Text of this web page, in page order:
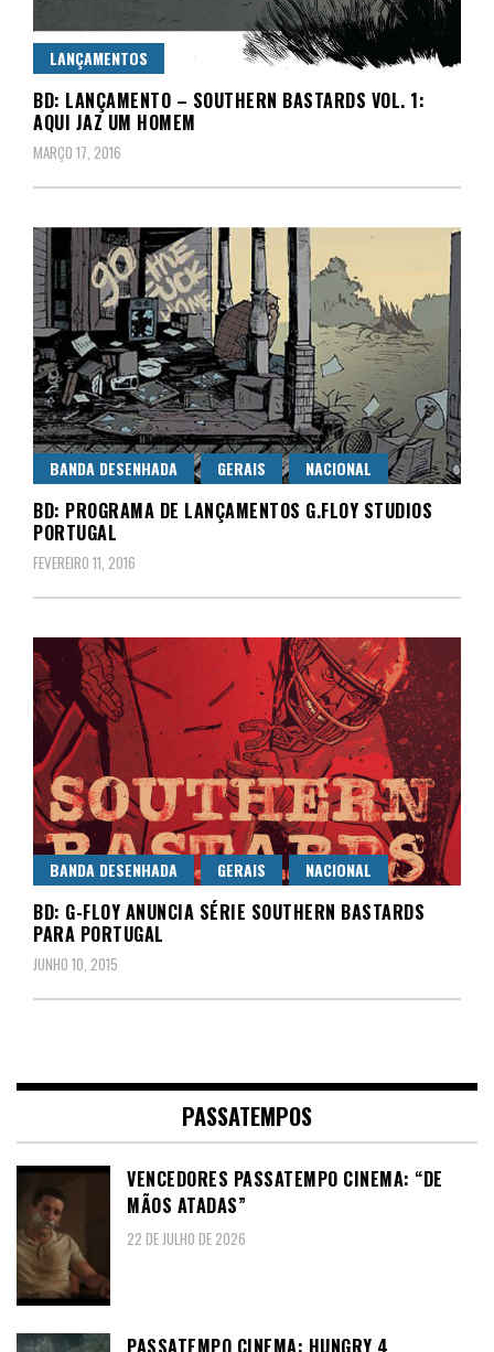
LANÇAMENTOS
BD: LANÇAMENTO – SOUTHERN BASTARDS VOL. 1:
AQUI JAZ UM HOMEM
MARÇO 17, 2016
BANDA DESENHADA GERAIS NACIONAL
BD: PROGRAMA DE LANÇAMENTOS G.FLOY STUDIOS
PORTUGAL
FEVEREIRO 11, 2016
BANDA DESENHADA GERAIS NACIONAL
BD: G-FLOY ANUNCIA SÉRIE SOUTHERN BASTARDS
PARA PORTUGAL
JUNHO 10, 2015
PASSATEMPOS
VENCEDORES PASSATEMPO CINEMA: “DE
MÃOS ATADAS”
22 DE JULHO DE 2026
PASSATEMPO CINEMA: HUNGRY 4